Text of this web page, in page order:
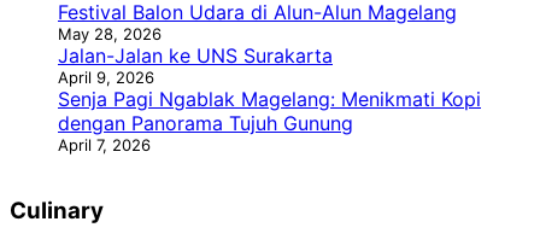
Festival Balon Udara di Alun-Alun Magelang
May 28, 2026
Jalan-Jalan ke UNS Surakarta
April 9, 2026
Senja Pagi Ngablak Magelang: Menikmati Kopi
dengan Panorama Tujuh Gunung
April 7, 2026
Culinary